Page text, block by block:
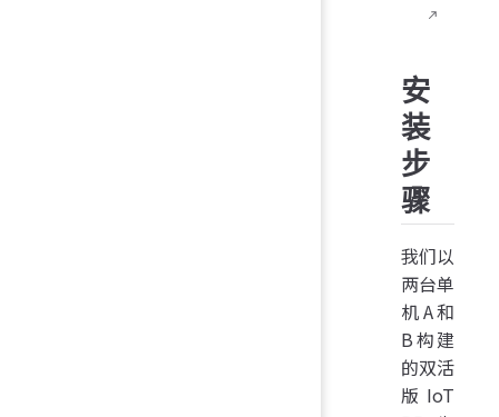
安
装
步
骤
我们以
两台单
机A和
B构建
的双活
版IoT